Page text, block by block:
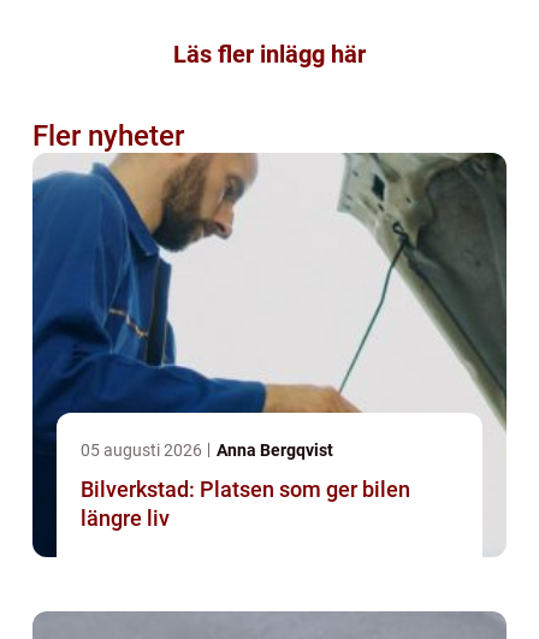
Läs fler inlägg här
Fler nyheter
05 augusti 2026 Anna Bergqvist
Bilverkstad: Platsen som ger bilen
längre liv